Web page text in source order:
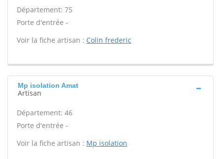
Département: 75
Porte d'entrée -
Voir la fiche artisan : Colin frederic
Mp isolation Amat
Artisan
Département: 46
Porte d'entrée -
Voir la fiche artisan : Mp isolation